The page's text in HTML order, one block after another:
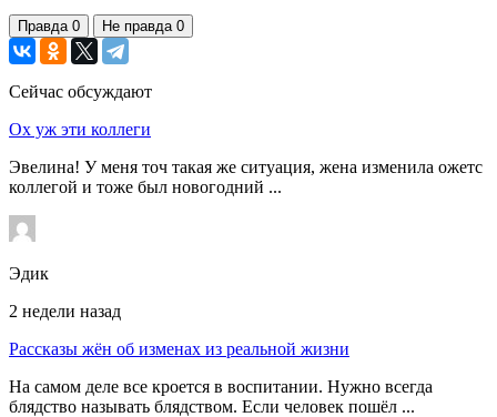
Правда 0 Не правда 0
Сейчас обсуждают
Ох уж эти коллеги
Эвелина! У меня точ такая же ситуация, жена изменила ожетс
коллегой и тоже был новогодний ...
Эдик
2 недели назад
Рассказы жён об изменах из реальной жизни
На самом деле все кроется в воспитании. Нужно всегда
блядство называть блядством. Если человек пошёл ...